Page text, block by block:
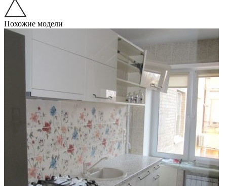
Похожие модели